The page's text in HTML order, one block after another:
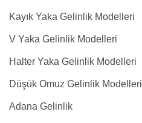
Kayık Yaka Gelinlik Modelleri
V Yaka Gelinlik Modelleri
Halter Yaka Gelinlik Modelleri
Düşük Omuz Gelinlik Modelleri
Adana Gelinlik